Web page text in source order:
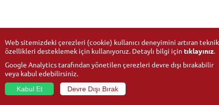
Web sitemizdeki çerezleri (cookie) kullanıcı deneyimini artıran teknik
özellikleri desteklemek için kullanıyoruz. Detaylı bilgi için tıklayınız.
Google Analytics tarafından yönetilen çerezleri devre dışı bırakabilir
veya kabul edebilirsiniz.
Kabul Et
Devre Dışı Bırak
© 2026Anadolu Üniversitesi- Tüm hakları saklıdır.